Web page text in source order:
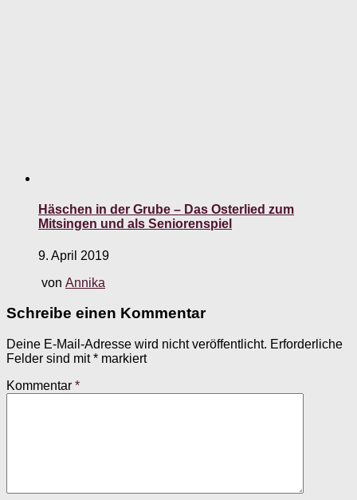
Häschen in der Grube – Das Osterlied zum
Mitsingen und als Seniorenspiel
9. April 2019
von Annika
Schreibe einen Kommentar
Deine E-Mail-Adresse wird nicht veröffentlicht. Erforderliche
Felder sind mit* markiert
Kommentar *